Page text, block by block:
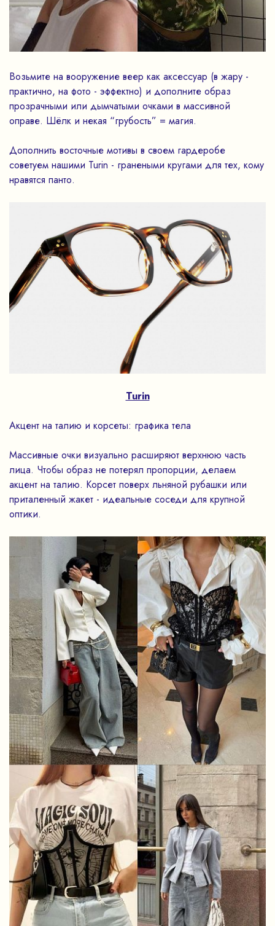
Возьмите на вооружение веер как аксессуар (в жару -
практично, на фото - эффектно) и дополните образ
прозрачными или дымчатыми очками в массивной
оправе. Шёлк и некая “грубость” = магия.
Дополнить восточные мотивы в своем гардеробе
советуем нашими Turin - гранеными кругами для тех, кому
нравятся панто.
Turin
Акцент на талию и корсеты: графика тела
Массивные очки визуально расширяют верхнюю часть
лица. Чтобы образ не потерял пропорции, делаем
акцент на талию. Корсет поверх льняной рубашки или
приталенный жакет - идеальные соседи для крупной
оптики.